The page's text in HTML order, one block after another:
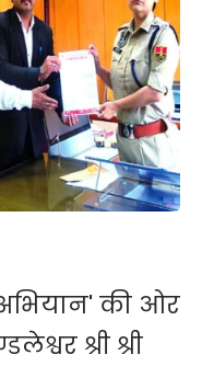
की ओर
श्री श्री